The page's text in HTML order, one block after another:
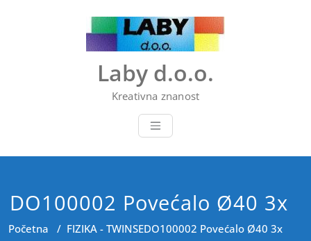
Laby d.o.o.
Kreativna znanost
DO100002 Povećalo Ø40 3x
Početna / FIZIKA - TWINSEDO100002 Povećalo Ø40 3x